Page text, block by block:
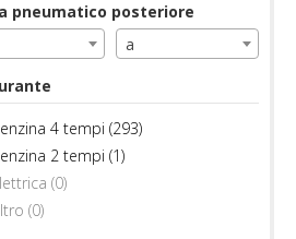
pneumatico posteriore
a
4 tempi (293)
2 tempi (1)
(0)
(0)